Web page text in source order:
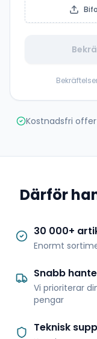
Kostnadsfri
Därför
30 000+
Enormt
Snabb
Vi prioriterar
pengar
Teknisk